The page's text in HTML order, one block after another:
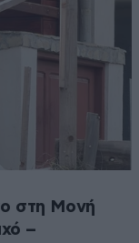
στη Μονή
–